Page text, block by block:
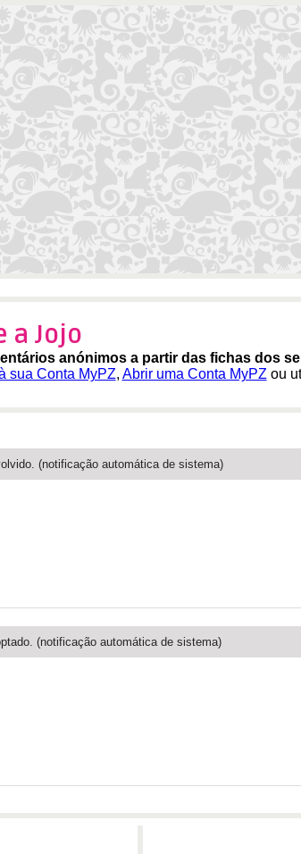
a Jojo
anónimos a partir das fichas dos
sua Conta MyPZ, Abrir uma Conta MyPZ ou
(notificação automática de sistema)
(notificação automática de sistema)